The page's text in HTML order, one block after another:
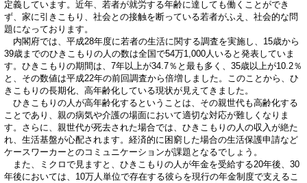
定義しています。近年、若者が就労する年齢に達しても働くことができ
ず、家に引きこもり、社会との接触を断っている若者がふえ、社会的な問
題になっております。
内閣府では、平成28年度に若者の生活に関する調査を実施し、15歳から
39歳までのひきこもりの人の数は全国で54万1,000人いると発表していま
す。ひきこもりの期間は、7年以上が34.7％と最も多く、35歳以上が10.2％
と、その数値は平成22年の前回調査から倍増しました。このことから、ひ
きこもりの長期化、高年齢化している現状が見えてきました。
ひきこもりの人が高年齢化するということは、その親世代も高齢化する
ことであり、親の病気や介護の場面において適切な対応が難しくなりま
す。さらに、親世代が死去された場合では、ひきこもりの人の収入が絶た
れ、生活基盤が心配されます。経済的に困窮した場合の生活保護申請など
ケースワーカーとのコミュニケーションが課題となるでしょう。
また、ミクロで見ますと、ひきこもりの人が年金を受給する20年後、30
年後においては、10万人単位で存在する彼らを現行の年金制度で支えるこ